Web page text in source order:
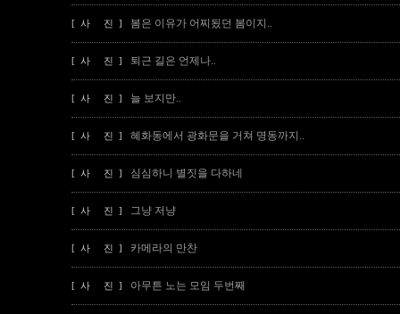
[ 사 진 ] 봄은 이유가 어찌됬던 봄이지..
[ 사 진 ] 퇴근 길은 언제나..
[ 사 진 ] 늘 보지만..
[ 사 진 ] 혜화동에서 광화문을 거쳐 명동까지..
[ 사 진 ] 심심하니 별짓을 다하네
[ 사 진 ] 그냥 저냥
[ 사 진 ] 카메라의 만찬
[ 사 진 ] 아무튼 노는 모임 두번째